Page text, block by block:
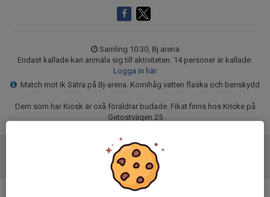
Samling 10:30, Bj arena
Endast kallade kan anmäla sig till aktiviteten. 14 personer är kallade.
Logga in här
Match mot Ik Sätra på Bj-arena. Komihåg vatten flaska och benskydd
Dem som har Kiosk är oxå föräldrar budade. Fikat finns hos Kricke på
Getostvägen 25